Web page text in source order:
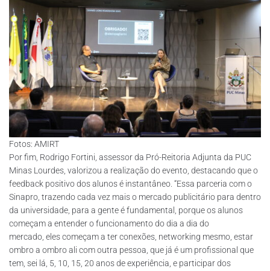
Fotos: AMIRT
Por fim, Rodrigo Fortini, assessor da Pró-Reitoria Adjunta da PUC
Minas Lourdes, valorizou a realização do evento, destacando que o
feedback positivo dos alunos é instantâneo. “Essa parceria com o
Sinapro, trazendo cada vez mais o mercado publicitário para dentro
da universidade, para a gente é fundamental, porque os alunos
começam a entender o funcionamento do dia a dia do
mercado, eles começam a ter conexões, networking mesmo, estar
ombro a ombro ali com outra pessoa, que já é um profissional que
tem, sei lá, 5, 10, 15, 20 anos de experiência, e participar dos